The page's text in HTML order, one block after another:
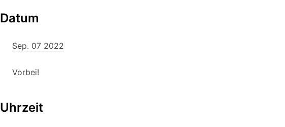
Datum
Sep. 07 2022
Vorbei!
Uhrzeit